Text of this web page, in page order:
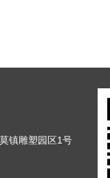
镇雕塑园区1号